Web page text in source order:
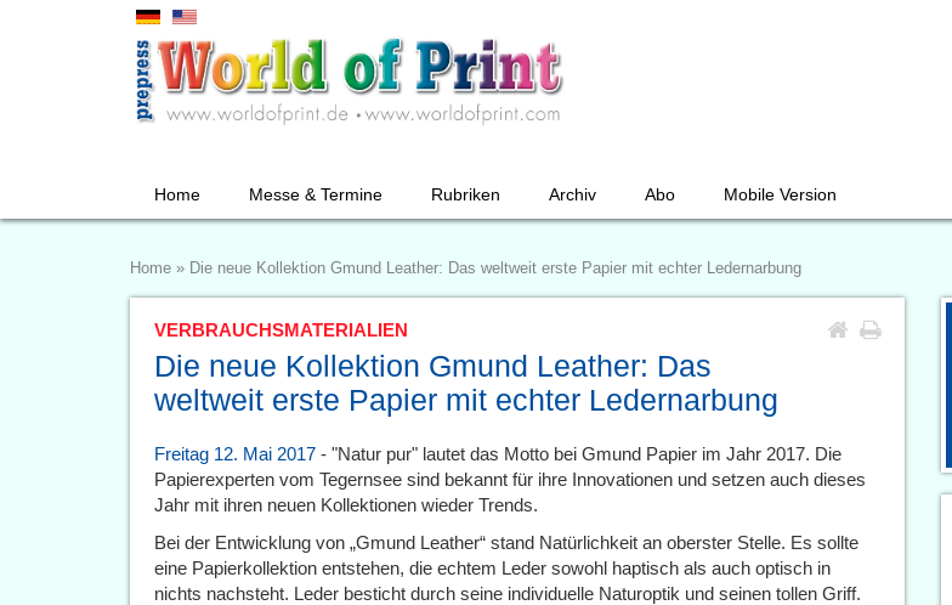
Home Messe & Termine Rubriken Archiv Abo Mobile Version
Home » Die neue Kollektion Gmund Leather: Das weltweit erste Papier mit echter Ledernarbung
VERBRAUCHSMATERIALIEN
Die neue Kollektion Gmund Leather: Das
weltweit erste Papier mit echter Ledernarbung
Freitag 12. Mai 2017 - "Natur pur" lautet das Motto bei Gmund Papier im Jahr 2017. Die
Papierexperten vom Tegernsee sind bekannt für ihre Innovationen und setzen auch dieses
Jahr mit ihren neuen Kollektionen wieder Trends.
Bei der Entwicklung von „Gmund Leather“ stand Natürlichkeit an oberster Stelle. Es sollte
eine Papierkollektion entstehen, die echtem Leder sowohl haptisch als auch optisch in
nichts nachsteht. Leder besticht durch seine individuelle Naturoptik und seinen tollen Griff.